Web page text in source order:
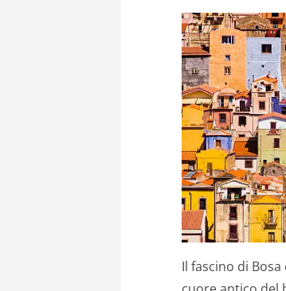
Il fascino di